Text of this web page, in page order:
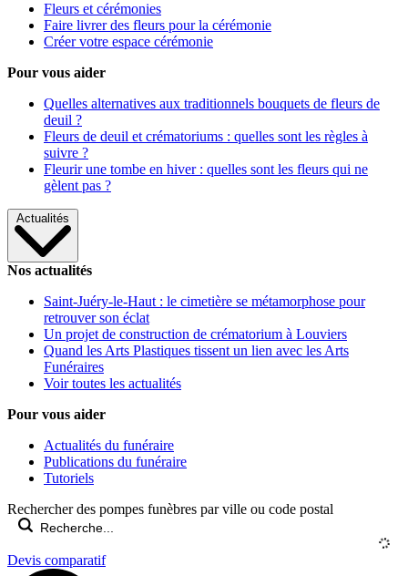
Fleurs et cérémonies
Faire livrer des fleurs pour la cérémonie
Créer votre espace cérémonie
Pour vous aider
Quelles alternatives aux traditionnels bouquets de fleurs de
deuil ?
Fleurs de deuil et crématoriums : quelles sont les règles à
suivre ?
Fleurir une tombe en hiver : quelles sont les fleurs qui ne
gèlent pas ?
Actualités
Nos actualités
Saint-Juéry-le-Haut : le cimetière se métamorphose pour
retrouver son éclat
Un projet de construction de crématorium à Louviers
Quand les Arts Plastiques tissent un lien avec les Arts
Funéraires
Voir toutes les actualités
Pour vous aider
Actualités du funéraire
Publications du funéraire
Tutoriels
Rechercher des pompes funèbres par ville ou code postal
Devis comparatif